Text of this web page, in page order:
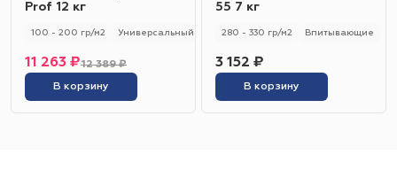
Prof 12 кг
100 - 200 гр/м2 Универсальный
12 389 ₽
11 263 ₽
В корзину
55 7 кг
280 - 330 гр/м2 Впитывающие
3 152 ₽
В корзину